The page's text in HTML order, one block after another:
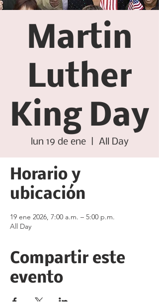
Martin
Luther
King Day
lun 19 de ene
  |
All Day
Horario y
ubicación
19 ene 2026, 7:00 a.m. – 5:00 p.m.
All Day
Compartir este
evento